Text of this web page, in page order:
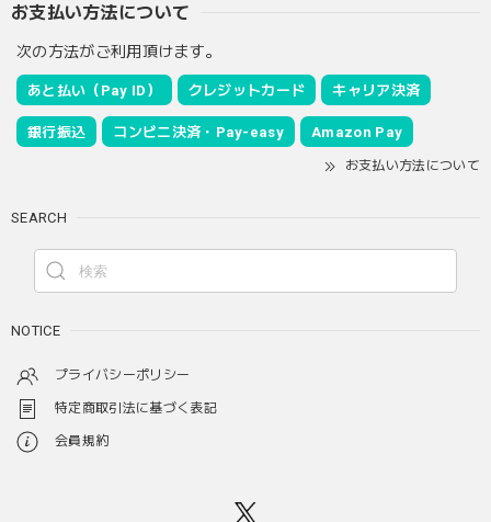
お支払い方法について
次の方法がご利用頂けます。
あと払い（Pay ID） クレジットカード キャリア決済
銀行振込 コンビニ決済・Pay-easy Amazon Pay
お支払い方法について
SEARCH
NOTICE
プライバシーポリシー
特定商取引法に基づく表記
会員規約